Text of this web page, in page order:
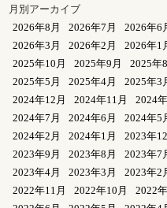
月別アーカイブ
2026年8月
2026年7月 2026年6
2026年3月
2026年2月 2026年1
2025年10月
2025年9月 2025年
2025年5月
2025年4月 2025年3
2024年12月
2024年11月 2024
2024年7月
2024年6月 2024年5
2024年2月
2024年1月 2023年
2023年9月
2023年8月 2023年7
2023年4月
2023年3月 2023年2
2022年11月
2022年10月 2022